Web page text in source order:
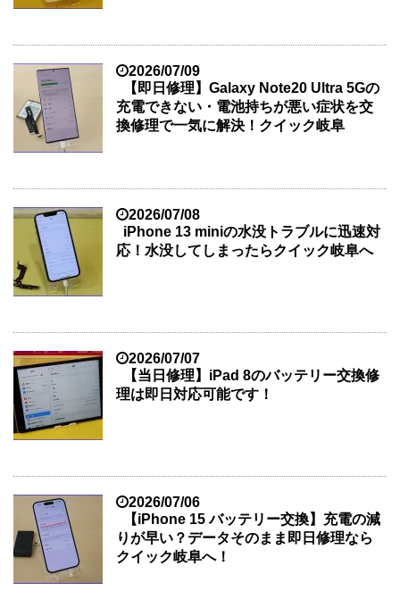
2026/07/09
【即日修理】Galaxy Note20 Ultra 5Gの
充電できない・電池持ちが悪い症状を交
換修理で一気に解決！クイック岐阜
2026/07/08
iPhone 13 miniの水没トラブルに迅速対
応！水没してしまったらクイック岐阜へ
2026/07/07
【当日修理】iPad 8のバッテリー交換修
理は即日対応可能です！
2026/07/06
【iPhone 15 バッテリー交換】充電の減
りが早い？データそのまま即日修理なら
クイック岐阜へ！